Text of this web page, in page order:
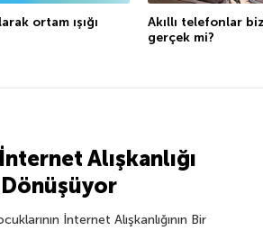
ortam ışığı
Akıllı telefonlar
gerçek mi?
Alışkanlığı
Dönüşüyor
İnternet Alışkanlığının Bir